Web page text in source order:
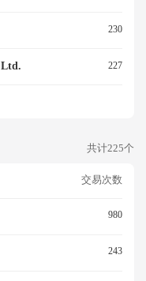
230
Ltd. 227
共计225个
交易次数
980
243